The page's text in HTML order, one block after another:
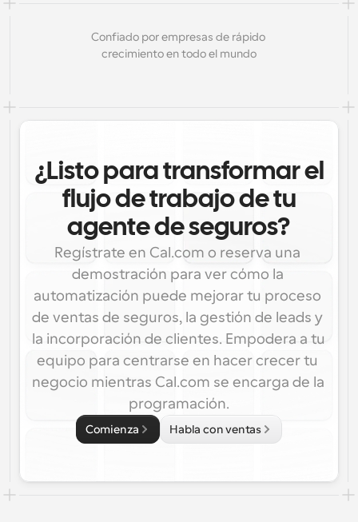
Confiado por empresas de rápido
crecimiento en todo el mundo
¿Listo para transformar el
flujo de trabajo de tu
agente de seguros?
Regístrate en Cal.com o reserva una
demostración para ver cómo la
automatización puede mejorar tu proceso
de ventas de seguros, la gestión de leads y
la incorporación de clientes. Empodera a tu
equipo para centrarse en hacer crecer tu
negocio mientras Cal.com se encarga de la
programación.
Comienza Habla con ventas